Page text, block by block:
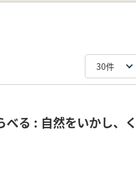
る : 自然をいかし、